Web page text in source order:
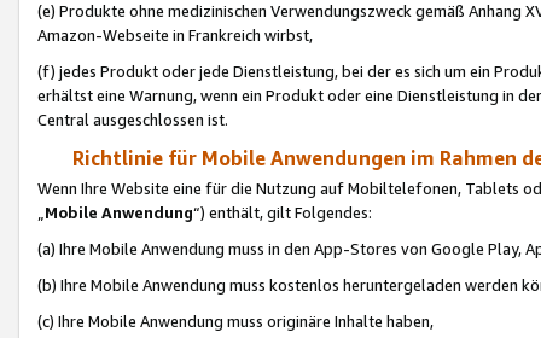
(e) Produkte ohne medizinischen Verwendungszweck gemäß Anhang
Amazon-Webseite in Frankreich wirbst,
(f) jedes Produkt oder jede Dienstleistung, bei der es sich um ein
erhältst eine Warnung, wenn ein Produkt oder eine Dienstleistung in
Central ausgeschlossen ist.
Richtlinie für Mobile Anwendungen im Rahmen
Wenn Ihre Website eine für die Nutzung auf Mobiltelefonen, Tablets
„Mobile Anwendung“) enthält, gilt Folgendes:
(a) Ihre Mobile Anwendung muss in den App-Stores von Google Play,
(b) Ihre Mobile Anwendung muss kostenlos heruntergeladen werden
(c) Ihre Mobile Anwendung muss originäre Inhalte haben,